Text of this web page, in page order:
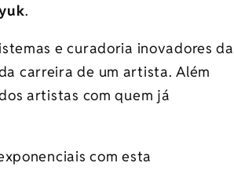
.
e curadoria inovadores da
carreira de um artista. Além
artistas com quem já
com esta